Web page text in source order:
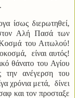
ίσως διερωτηθεί,
στον Αλή Πασά των
του Αιτωλού!
είναι αυτός!
θάνατο του Αγίου
την ανέγερση του
χρόνια μετά, δίνει
και τον προσταξε